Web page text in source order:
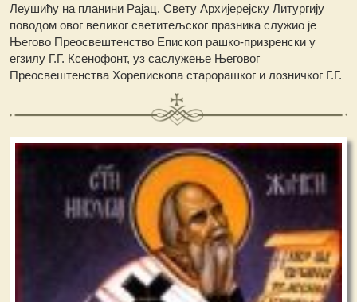
Леушићу на планини Рајац. Свету Архијерејску Литургију
поводом овог великог светитељског празника служио је
Његово Преосвештенство Епископ рашко-призренски у
егзилу Г.Г. Ксенофонт, уз саслужење Његовог
Преосвештенства Хорепископа старорашког и лозничког Г.Г.